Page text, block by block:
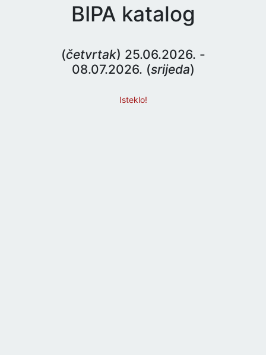
BIPA katalog
(četvrtak) 25.06.2026. -
08.07.2026. (srijeda)
Isteklo!